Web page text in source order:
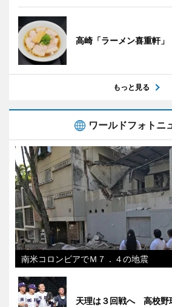
高崎「ラーメン喜重軒」
もっと見る
ワールドフォトニ
南米コロンビアでＭ７．４の地震
天理は３回戦へ 高校野